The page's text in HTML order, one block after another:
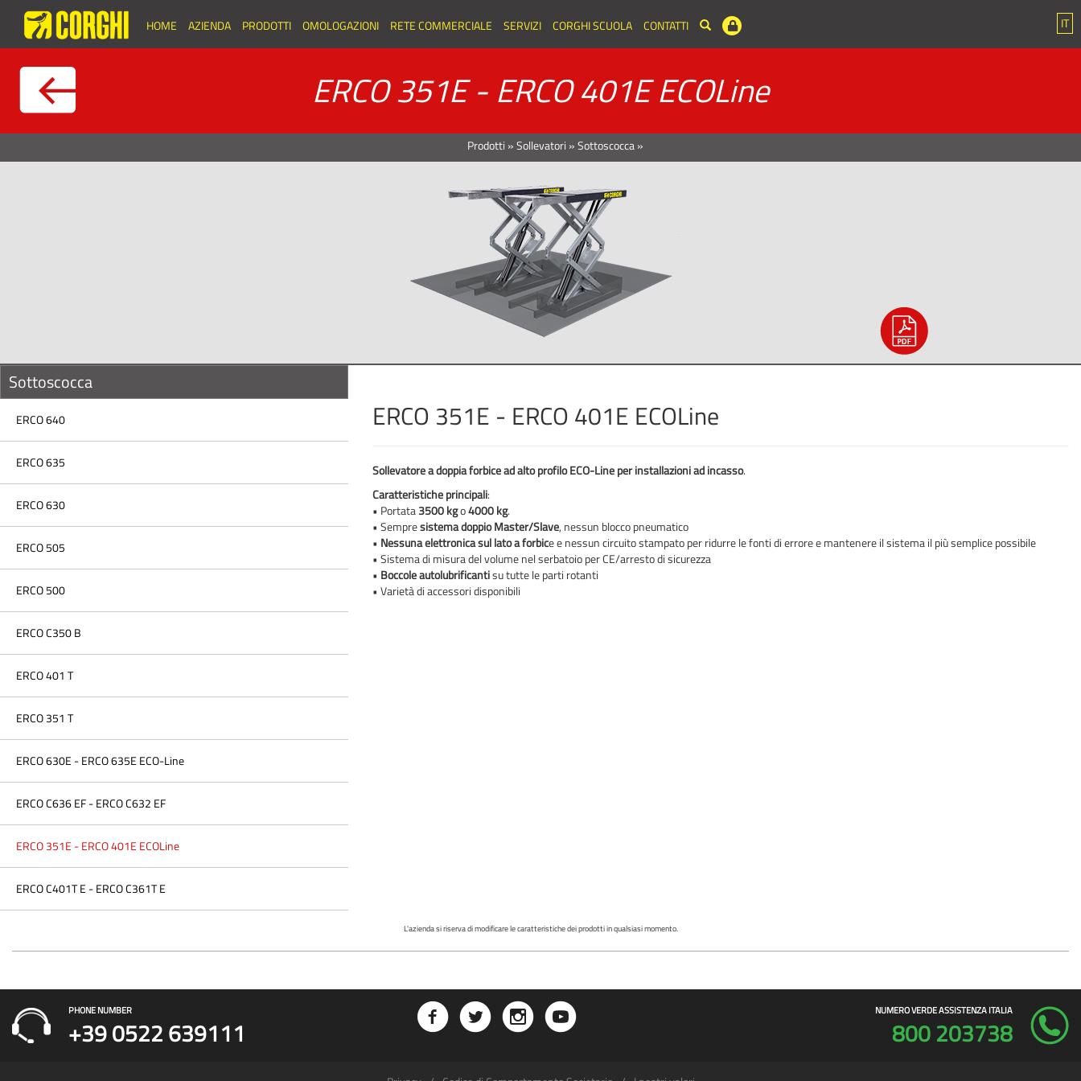
IT
HOME AZIENDA PRODOTTI OMOLOGAZIONI RETE COMMERCIALE SERVIZI CORGHI SCUOLA CONTATTI
ERCO 351E - ERCO 401E ECOLine
Prodotti »Sollevatori »Sottoscocca»
Sottoscocca
ERCO 640
ERCO 635
ERCO 630
ERCO 505
ERCO 500
ERCO C350 B
ERCO 401 T
ERCO 351 T
ERCO 630E - ERCO 635E ECO-Line
ERCO C636 EF - ERCO C632 EF
ERCO 351E - ERCO 401E ECOLine
ERCO C401T E - ERCO C361T E
ERCO 351E - ERCO 401E ECOLine
Sollevatore a doppia forbice ad alto profilo ECO-Line per installazioni ad incasso.
Caratteristiche principali:
• Portata3500 kgo4000 kg.
• Sempresistema doppio Master/Slave, nessun blocco pneumatico
• Nessuna elettronica sul lato a forbice e nessun circuito stampato per ridurre le fonti di errore e mantenere il sistema il più semplice possibile
• Sistema di misura del volume nel serbatoio per CE/arresto di sicurezza
• Boccole autolubrificantisu tutte le parti rotanti
• Varietà di accessori disponibili
L'azienda si riserva di modificare le caratteristiche dei prodotti in qualsiasi momento.
PHONE NUMBER
+39 0522 639111
NUMERO VERDE ASSISTENZA ITALIA
800 203738